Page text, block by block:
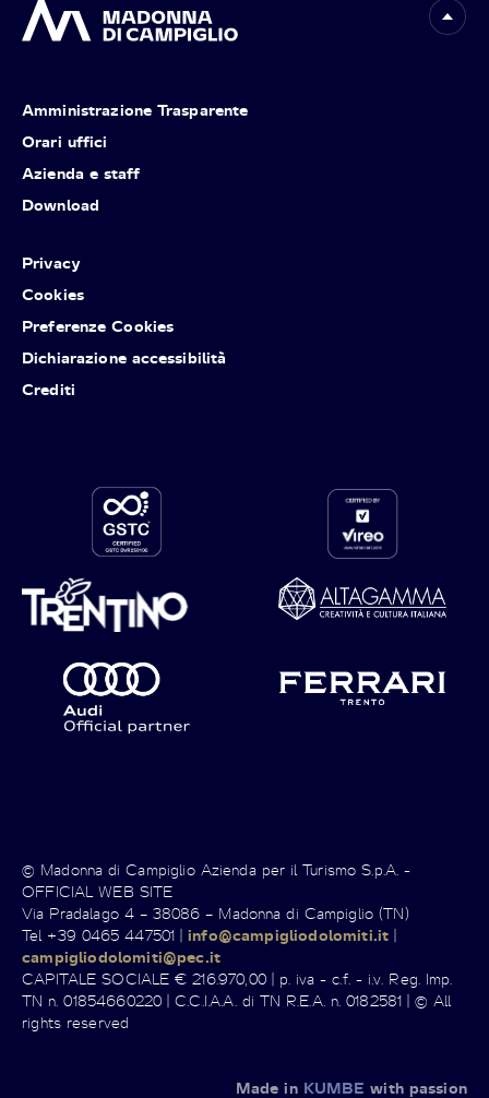
Amministrazione Trasparente
Orari uffici
Azienda e staff
Download
Privacy
Cookies
Preferenze Cookies
Dichiarazione accessibilità
Crediti
© Madonna di Campiglio Azienda per il Turismo S.p.A. -
OFFICIAL WEB SITE
Via Pradalago 4 – 38086 – Madonna di Campiglio (TN)
Tel +39 0465 447501 |info@campigliodolomiti.it |
campigliodolomiti@pec.it
CAPITALE SOCIALE € 216.970,00 | p. iva - c.f. - i.v. Reg. Imp.
TN n. 01854660220 | C.C.I.A.A. di TN R.E.A. n. 0182581 | © All
rights reserved
Made in KUMBE with passion